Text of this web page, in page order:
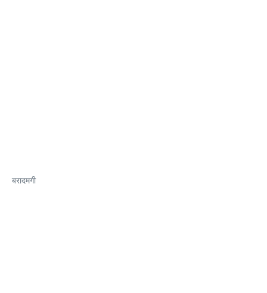
बरादमगी